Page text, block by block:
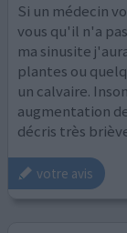
Si un médecin
vous qu'il n'a
ma sinusite
plantes ou
un calvaire.
augmentation
décris très
votre avis